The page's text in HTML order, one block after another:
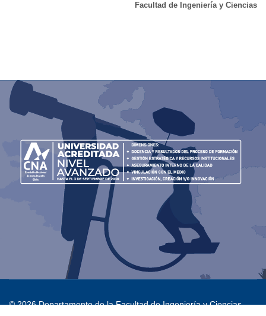
Facultad de Ingeniería y Ciencias
© 2026 Departamento de la Facultad de Ingeniería y Ciencias